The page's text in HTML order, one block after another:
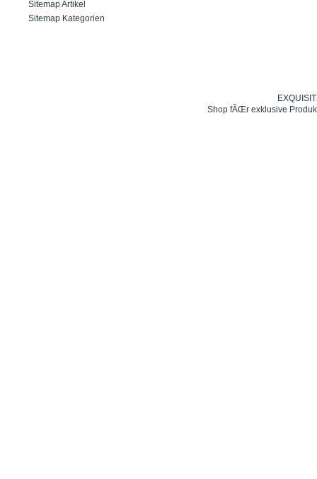
Sitemap Artikel
Sitemap Kategorien
Shop fÃŒr exklusive